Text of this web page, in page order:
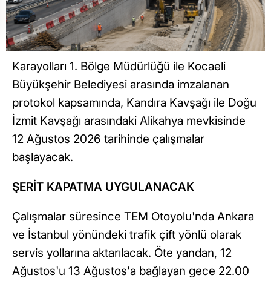
Karayolları 1. Bölge Müdürlüğü ile Kocaeli
Büyükşehir Belediyesi arasında imzalanan
protokol kapsamında, Kandıra Kavşağı ile Doğu
İzmit Kavşağı arasındaki Alikahya mevkisinde
12 Ağustos 2026 tarihinde çalışmalar
başlayacak.
ŞERİT KAPATMA UYGULANACAK
Çalışmalar süresince TEM Otoyolu'nda Ankara
ve İstanbul yönündeki trafik çift yönlü olarak
servis yollarına aktarılacak. Öte yandan, 12
Ağustos'u 13 Ağustos'a bağlayan gece 22.00